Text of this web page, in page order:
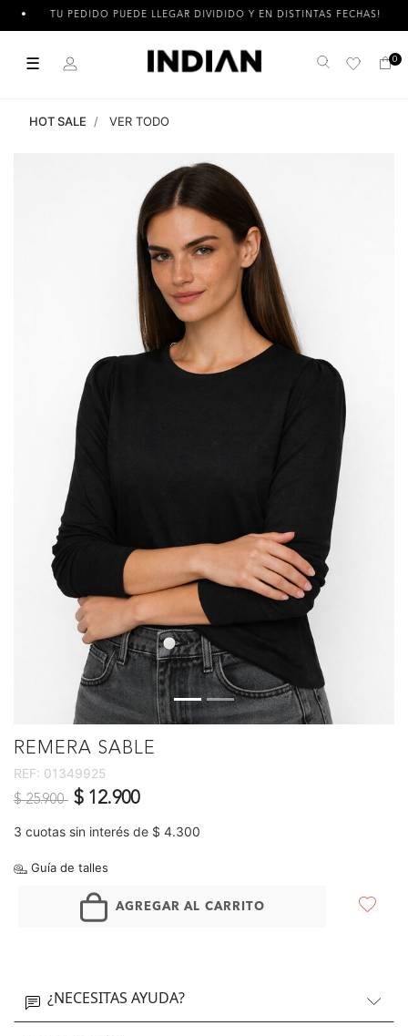
TU PEDIDO PUEDE LLEGAR DIVIDIDO Y EN DISTINTAS FECHAS!
☰ Buscar 0
HOT SALE VER TODO
REMERA SABLE
REF: 01349925
Precio reducido de
$ 25.900 a$ 12.900
3 cuotas sin interés de $ 4.300
Guía de talles
AGREGAR AL CARRITO
¿NECESITAS AYUDA?